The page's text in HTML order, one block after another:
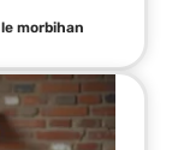
morbihan